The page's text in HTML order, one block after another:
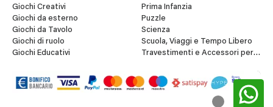
Giochi Creativi
Giochi da esterno
Giochi da Tavolo
Giochi di ruolo
Giochi Educativi
Prima Infanzia
Puzzle
Scienza
Scuola, Viaggi e Tempo Libero
Travestimenti e Accessori per